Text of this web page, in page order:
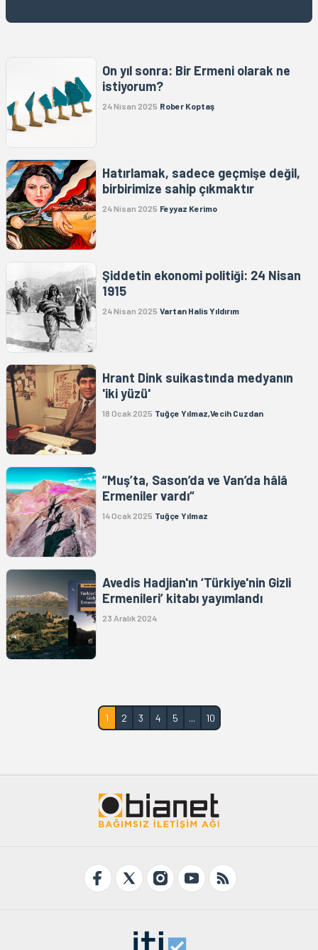
On yıl sonra: Bir Ermeni olarak ne
istiyorum?
24 Nisan 2025 Rober Koptaş
Hatırlamak, sadece geçmişe değil,
birbirimize sahip çıkmaktır
24 Nisan 2025 Feyyaz Kerimo
Şiddetin ekonomi politiği: 24 Nisan
1915
24 Nisan 2025 Vartan Halis Yıldırım
Hrant Dink suikastında medyanın
'iki yüzü'
18 Ocak 2025 Tuğçe Yılmaz,Vecih Cuzdan
“Muş’ta, Sason’da ve Van’da hâlâ
Ermeniler vardı“
14 Ocak 2025 Tuğçe Yılmaz
Avedis Hadjian'ın ‘Türkiye'nin Gizli
Ermenileri’ kitabı yayımlandı
23 Aralık 2024
1 2 3 4 5 ... 10